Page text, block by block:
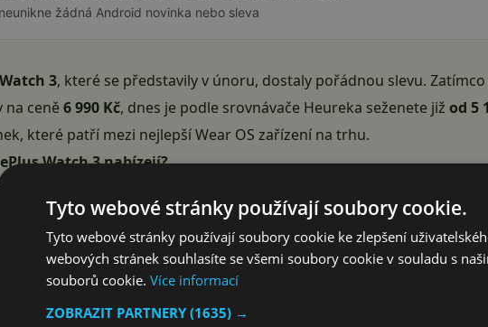
žádná Android novinka nebo sleva
3, které se představily v únoru, dostaly pořádnou slevu.
na ceně6 990 Kč, dnes je podle srovnávače Heureka seženete již od 5
které patří mezi nejlepší Wear OS zařízení na trhu.
Watch 3 nabízejí?
zpracování z titanu a nerezové oceli
koruna konečně funguje
jsou OnePlus Watch 3?
Tyto webové stránky používají soubory cookie.
Tyto webové stránky používají soubory cookie ke zlepšení
webových stránek souhlasíte se všemi soubory cookie v souladu s
souborů cookie. Více informací
ZOBRAZIT PARTNERY(1635) →